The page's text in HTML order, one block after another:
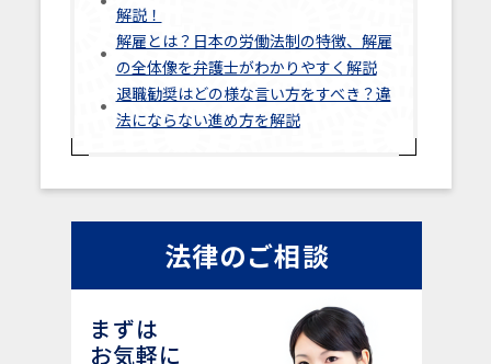
解説！
解雇とは？日本の労働法制の特徴、解雇
の全体像を弁護士がわかりやすく解説
退職勧奨はどの様な言い方をすべき？違
法にならない進め方を解説
法律のご相談
まずは
お気軽に